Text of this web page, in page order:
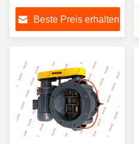
Drehventil
Beste Preis erhalten